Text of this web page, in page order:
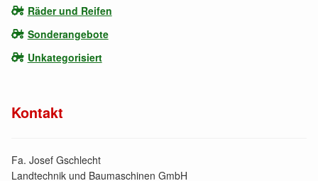
Räder und Reifen
Sonderangebote
Unkategorisiert
Kontakt
Fa. Josef Gschlecht
Landtechnik und Baumaschinen GmbH